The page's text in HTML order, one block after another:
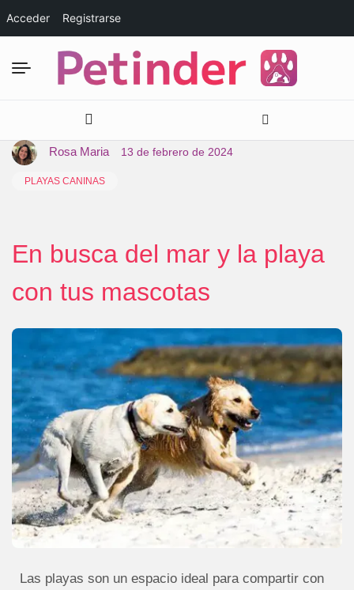
Acceder Registrarse
Rosa Maria 13 de febrero de 2024
PLAYAS CANINAS
En busca del mar y la playa
con tus mascotas
Las playas son un espacio ideal para compartir con